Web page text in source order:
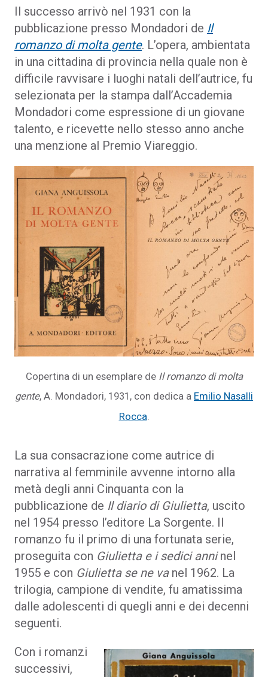
Il successo arrivò nel 1931 con la
pubblicazione presso Mondadori de Il
romanzo di molta gente. L’opera, ambientata
in una cittadina di provincia nella quale non è
difficile ravvisare i luoghi natali dell’autrice, fu
selezionata per la stampa dall’Accademia
Mondadori come espressione di un giovane
talento, e ricevette nello stesso anno anche
una menzione al Premio Viareggio.
Copertina di un esemplare de Il romanzo di molta
gente, A. Mondadori, 1931, con dedica a Emilio Nasalli
Rocca.
La sua consacrazione come autrice di
narrativa al femminile avvenne intorno alla
metà degli anni Cinquanta con la
pubblicazione de Il diario di Giulietta, uscito
nel 1954 presso l’editore La Sorgente. Il
romanzo fu il primo di una fortunata serie,
proseguita con Giulietta e i sedici anninel
1955 e con Giulietta se ne vanel 1962. La
trilogia, campione di vendite, fu amatissima
dalle adolescenti di quegli anni e dei decenni
seguenti.
Con i romanzi
successivi,